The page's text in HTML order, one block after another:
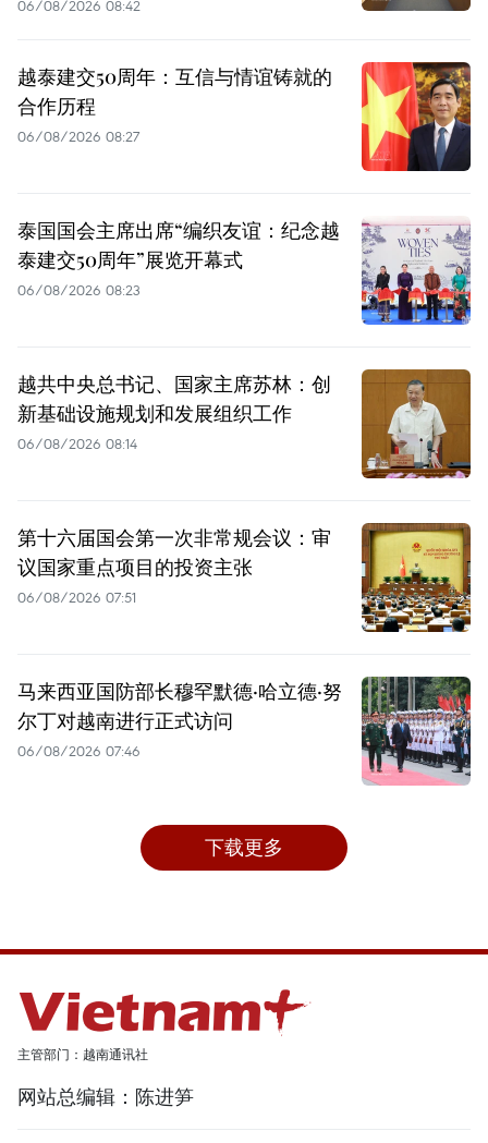
06/08/2026 08:42
越泰建交50周年：互信与情谊铸就的
合作历程
06/08/2026 08:27
泰国国会主席出席“编织友谊：纪念越
泰建交50周年”展览开幕式
06/08/2026 08:23
越共中央总书记、国家主席苏林：创
新基础设施规划和发展组织工作
06/08/2026 08:14
第十六届国会第一次非常规会议：审
议国家重点项目的投资主张
06/08/2026 07:51
马来西亚国防部长穆罕默德·哈立德·努
尔丁对越南进行正式访问
06/08/2026 07:46
下载更多
主管部门：越南通讯社
网站总编辑：陈进笋